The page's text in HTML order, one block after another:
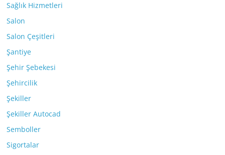
Sağlık Hizmetleri
Salon
Salon Çeşitleri
Şantiye
Şehir Şebekesi
Şehircilik
Şekiller
Şekiller Autocad
Semboller
Sigortalar